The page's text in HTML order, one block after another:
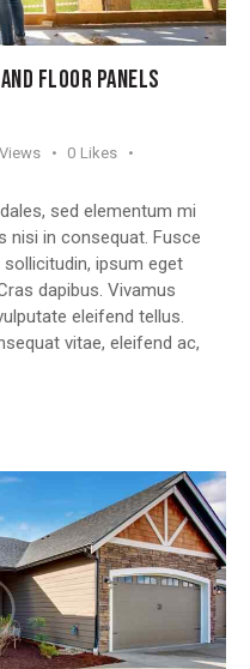
FLOOR PANELS
Views 0 Likes
sed elementum mi
nisi in consequat. Fusce
ipsum eget
dapibus. Vivamus
eleifend tellus.
vitae, eleifend ac,